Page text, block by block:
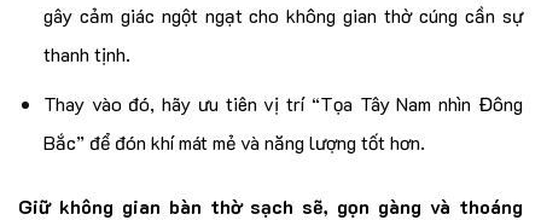
gây cảm giác ngột ngạt cho không gian thờ cúng cần sự
thanh tịnh.
Thay vào đó, hãy ưu tiên vị trí “Tọa Tây Nam nhìn Đông
Bắc” để đón khí mát mẻ và năng lượng tốt hơn.
Giữ không gian bàn thờ sạch sẽ, gọn gàng và thoáng